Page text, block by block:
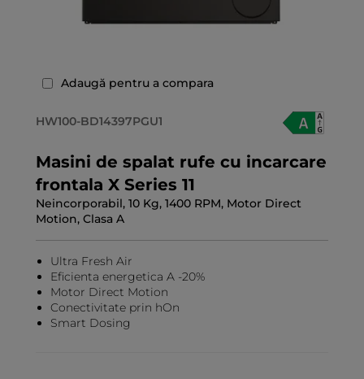
Adaugă pentru a compara
HW100-BD14397PGU1
Masini de spalat rufe cu incarcare
frontala X Series 11
Neincorporabil, 10 Kg, 1400 RPM, Motor Direct
Motion, Clasa A
Ultra Fresh Air
Eficienta energetica A -20%
Motor Direct Motion
Conectivitate prin hOn
Smart Dosing